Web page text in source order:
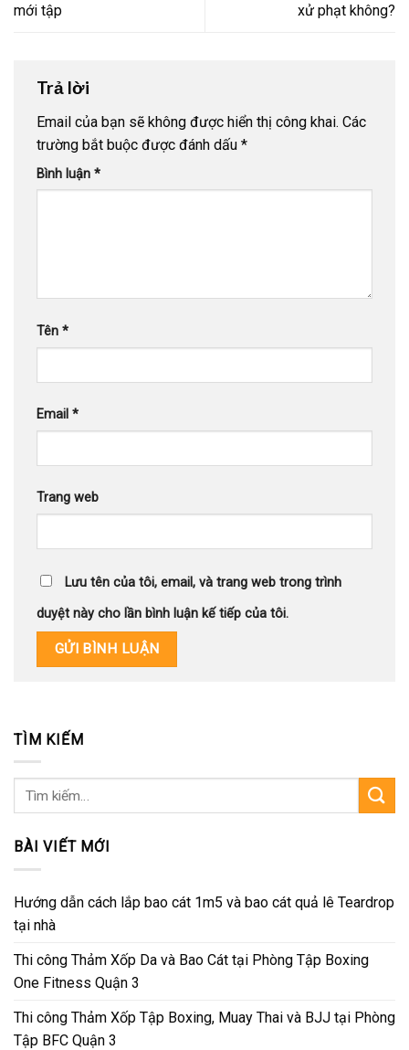
mới tập
xử phạt không?
Trả lời
Email của bạn sẽ không được hiển thị công khai. Các
trường bắt buộc được đánh dấu *
Bình luận *
Tên *
Email *
Trang web
Lưu tên của tôi, email, và trang web trong trình
duyệt này cho lần bình luận kế tiếp của tôi.
TÌM KIẾM
Tìm
BÀI VIẾT MỚI
Hướng dẫn cách lắp bao cát 1m5 và bao cát quả lê Teardrop
tại nhà
Thi công Thảm Xốp Da và Bao Cát tại Phòng Tập Boxing
One Fitness Quận 3
Thi công Thảm Xốp Tập Boxing, Muay Thai và BJJ tại Phòng
Tập BFC Quận 3